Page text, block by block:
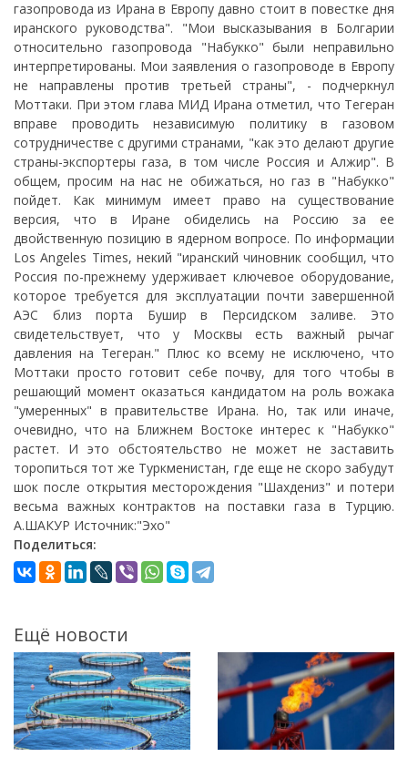
газопровода из Ирана в Европу давно стоит в повестке дня
иранского руководства". "Мои высказывания в Болгарии
относительно газопровода "Набукко" были неправильно
интерпретированы. Мои заявления о газопроводе в Европу
не направлены против третьей страны", - подчеркнул
Моттаки. При этом глава МИД Ирана отметил, что Тегеран
вправе проводить независимую политику в газовом
сотрудничестве с другими странами, "как это делают другие
страны-экспортеры газа, в том числе Россия и Алжир". В
общем, просим на нас не обижаться, но газ в "Набукко"
пойдет. Как минимум имеет право на существование
версия, что в Иране обиделись на Россию за ее
двойственную позицию в ядерном вопросе. По информации
Los Angeles Times, некий "иранский чиновник сообщил, что
Россия по-прежнему удерживает ключевое оборудование,
которое требуется для эксплуатации почти завершенной
АЭС близ порта Бушир в Персидском заливе. Это
свидетельствует, что у Москвы есть важный рычаг
давления на Тегеран." Плюс ко всему не исключено, что
Моттаки просто готовит себе почву, для того чтобы в
решающий момент оказаться кандидатом на роль вожака
"умеренных" в правительстве Ирана. Но, так или иначе,
очевидно, что на Ближнем Востоке интерес к "Набукко"
растет. И это обстоятельство не может не заставить
торопиться тот же Туркменистан, где еще не скоро забудут
шок после открытия месторождения "Шахдениз" и потери
весьма важных контрактов на поставки газа в Турцию.
А.ШАКУР Источник:"Эхо"
Поделиться:
Ещё новости